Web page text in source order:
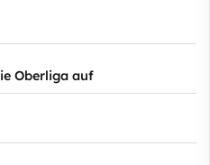
Oberliga auf